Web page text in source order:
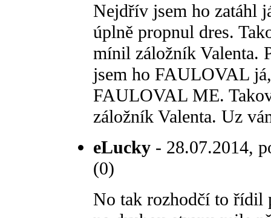
Nejdřív jsem ho zatáhl
úplně propnul dres.
mínil záložník Valenta.
jsem ho FAULOVAL
FAULOVAL ME.
záložník Valenta. Uz
eLucky - 28.07.2014,
(0)
No tak rozhodčí to řídil